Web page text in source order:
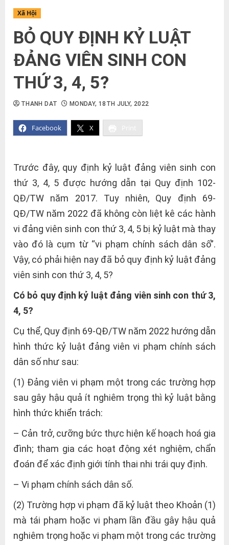
Xã Hội
BỎ QUY ĐỊNH KỶ LUẬT
ĐẢNG VIÊN SINH CON
THỨ 3, 4, 5?
Facebook X
THANH DAT MONDAY, 18TH JULY, 2022
Trước đây, quy định kỷ luật đảng viên sinh con
thứ 3, 4, 5 được hướng dẫn tại Quy định 102-
QĐ/TW năm 2017. Tuy nhiên, Quy định 69-
QĐ/TW năm 2022 đã không còn liệt kê các hành
vi đảng viên sinh con thứ 3, 4, 5 bị kỷ luật mà thay
vào đó là cụm từ “vi phạm chính sách dân số”.
Vậy, có phải hiện nay đã bỏ quy định kỷ luật đảng
viên sinh con thứ 3, 4, 5?
Có bỏ quy định kỷ luật đảng viên sinh con thứ 3,
4, 5?
Cụ thể, Quy định 69-QĐ/TW năm 2022 hướng dẫn
hình thức kỷ luật đảng viên vi phạm chính sách
dân số như sau:
(1) Đảng viên vi phạm một trong các trường hợp
sau gây hậu quả ít nghiêm trọng thì kỷ luật bằng
hình thức khiển trách:
– Cản trở, cưỡng bức thực hiện kế hoạch hoá gia
đình; tham gia các hoạt động xét nghiệm, chẩn
đoán để xác định giới tính thai nhi trái quy định.
– Vi phạm chính sách dân số.
(2) Trường hợp vi phạm đã kỷ luật theo Khoản (1)
mà tái phạm hoặc vi phạm lần đầu gây hậu quả
nghiêm trọng hoặc vi phạm một trong các trường